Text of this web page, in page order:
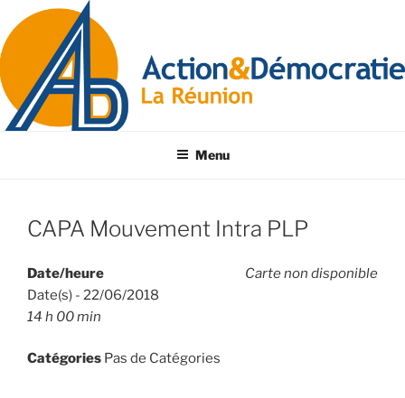
Menu
CAPA Mouvement Intra PLP
Carte non disponible
Date/heure
Date(s) - 22/06/2018
14 h 00 min
Catégories Pas de Catégories